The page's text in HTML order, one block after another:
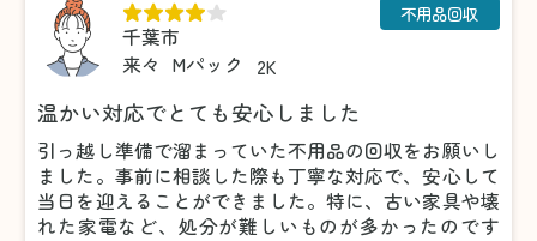
千葉市
来々 Mパック 2K
不用品回収
温かい対応でとても安心しました
引っ越し準備で溜まっていた不用品の回収をお願いし
ました。事前に相談した際も丁寧な対応で、安心して
当日を迎えることができました。特に、古い家具や壊
れた家電など、処分が難しいものが多かったのです